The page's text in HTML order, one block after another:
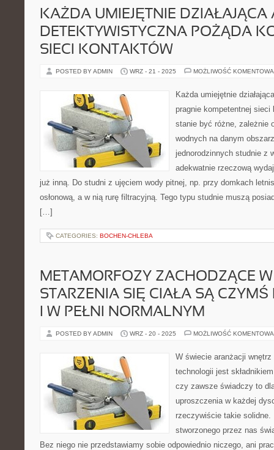
KAŻDA UMIEJĘTNIE DZIAŁAJĄCA
DETEKTYWISTYCZNA POŻĄDA
SIECI KONTAKTÓW
POSTED BY ADMIN WRZ - 21 - 2025 MOŻLIWOŚĆ
Każda umiejętnie
pragnie kompetentnej
stanie być różne, zależnie
wodnych na danym
jednorodzinnych studnie z
adekwatnie rzeczową
już inną. Do studni z ujęciem wody pitnej, np. przy domkach
osłonową, a w nią rurę filtracyjną. Tego typu studnie muszą
[…]
CATEGORIES: BOCHEN-CHLEBA
METAMORFOZY ZACHODZĄCE
STARZENIA SIĘ CIAŁA SĄ
I W PEŁNI NORMALNYM
POSTED BY ADMIN WRZ - 20 - 2025 MOŻLIWOŚĆ
W świecie aranżacji
technologii jest
czy zawsze świadczy to
uproszczenia w każdej
rzeczywiście takie
stworzonego przez nas
Bez niego nie przedstawiamy sobie odpowiednio niczego, ani